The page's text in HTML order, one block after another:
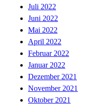
Juli 2022
Juni 2022
Mai 2022
April 2022
Februar 2022
Januar 2022
Dezember 2021
November 2021
Oktober 2021